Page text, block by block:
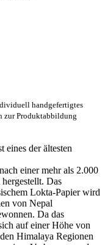
handgefertigtes
zur Produktabbildung
eines der ältesten
einer mehr als 2.000
Das
Lokta-Papier wird
von Nepal
Da das
auf einer Höhe von
Himalaya Regionen